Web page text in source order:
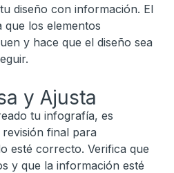
diseño con información. El
que los elementos
y hace que el diseño sea
y Ajusta
tu infografía, es
final para
esté correcto. Verifica que
y que la información esté